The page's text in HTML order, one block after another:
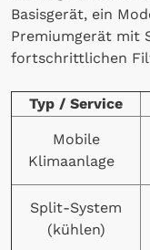
Basisgerät, ein
Premiumgerät mit
fortschrittlichen
Typ / Service
Mobile
Klimaanlage
Split-System
(kühlen)